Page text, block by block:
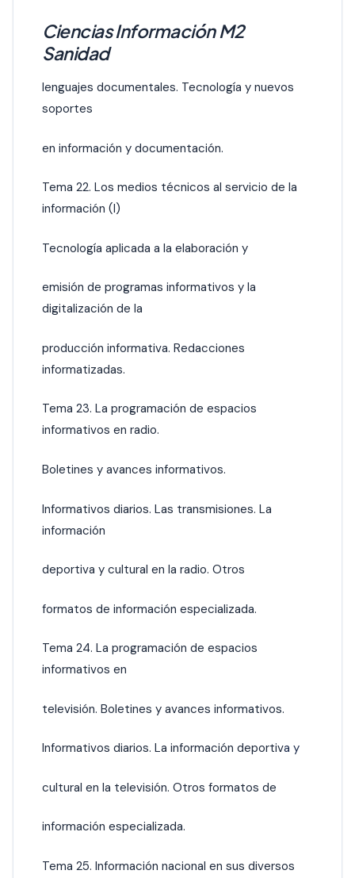
Ciencias Información M2
Sanidad
lenguajes documentales. Tecnología y nuevos
soportes
en información y documentación.
Tema 22. Los medios técnicos al servicio de la
información (I)
Tecnología aplicada a la elaboración y
emisión de programas informativos y la
digitalización de la
producción informativa. Redacciones
informatizadas.
Tema 23. La programación de espacios
informativos en radio.
Boletines y avances informativos.
Informativos diarios. Las transmisiones. La
información
deportiva y cultural en la radio. Otros
formatos de información especializada.
Tema 24. La programación de espacios
informativos en
televisión. Boletines y avances informativos.
Informativos diarios. La información deportiva y
cultural en la televisión. Otros formatos de
información especializada.
Tema 25. Información nacional en sus diversos